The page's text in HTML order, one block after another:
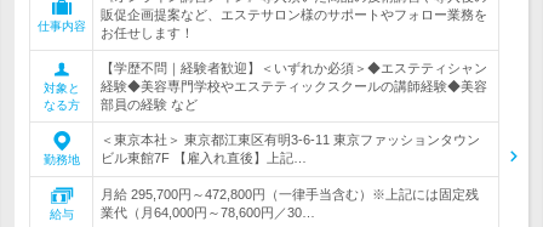
仕事内容
販促企画提案など、エステサロン様のサポートやフォロー業務を
お任せします！
対象と
なる方
【学歴不問｜経験者歓迎】＜いずれか必須＞◆エステティシャン
経験◆美容専門学校やエステティックスクールの講師経験◆美容
部員の経験 など
勤務地
＜東京本社＞ 東京都江東区有明3-6-11 東京ファッションタウン
ビル東館7F 【雇入れ直後】上記…
給与
月給 295,700円～472,800円（一律手当含む）※上記には固定残
業代（月64,000円～78,600円／30…